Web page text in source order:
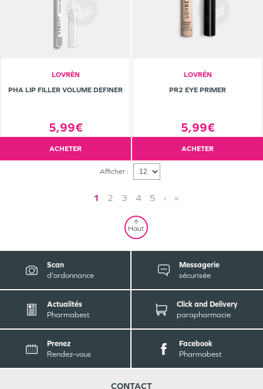
LOVRÈN
PHA LIP FILLER VOLUME DEFINER
5,99€
ACHETER
LOVRÉN
PR2 EYE PRIMER
5,99€
ACHETER
Afficher :
1 2 3 4 5 › »
Haut
Scan
d'ordonnance
Messagerie
sécurisée
Actualités
Pharmabest
Click and Delivery
parapharmacie
Prenez
Rendez-vous
Facebook
Pharmabest
CONTACT